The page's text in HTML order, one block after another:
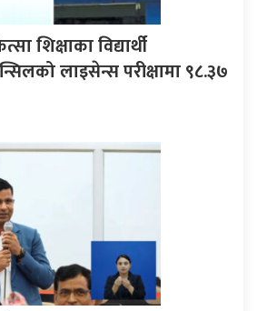
शिक्षाका विद्यार्थी
लाइसेन्स परीक्षामा ९८.३७